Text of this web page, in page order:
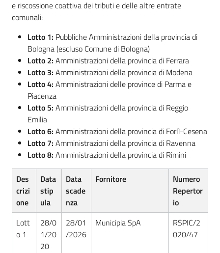
e riscossione coattiva dei tributi e delle altre entrate
comunali:
Lotto 1: Pubbliche Amministrazioni della provincia di
Bologna (escluso Comune di Bologna)
Lotto 2: Amministrazioni della provincia di Ferrara
Lotto 3: Amministrazioni della provincia di Modena
Lotto 4: Amministrazioni delle province di Parma e
Piacenza
Lotto 5: Amministrazioni della provincia di Reggio
Emilia
Lotto 6: Amministrazioni della provincia di Forlì-Cesena
Lotto 7: Amministrazioni della provincia di Ravenna
Lotto 8: Amministrazioni della provincia di Rimini
Des
crizi
one
Data
stip
ula
Data
scade
nza
Fornitore
Numero
Repertor
io
Lott
o 1
28/0
1/20
20
28/01
/2026
Municipia SpA
RSPIC/2
020/47